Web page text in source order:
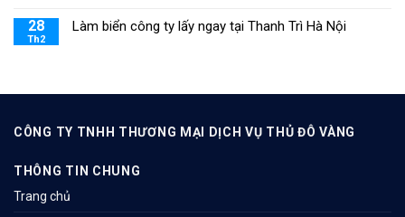
28
Th2
Làm biển công ty lấy ngay tại Thanh Trì Hà Nội
CÔNG TY TNHH THƯƠNG MẠI DỊCH VỤ THỦ ĐÔ VÀNG
THÔNG TIN CHUNG
Trang chủ